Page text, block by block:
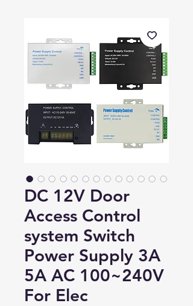
DC 12V Door
Access Control
system Switch
Power Supply 3A
5A AC 100~240V
For Elec